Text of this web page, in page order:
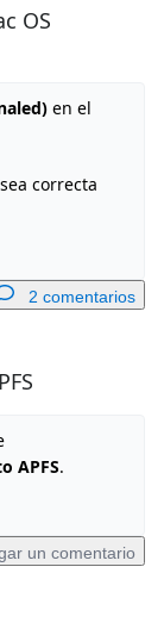
comentario
OS
en el
correcta
2 comentarios
comentario
APFS.
un comentario